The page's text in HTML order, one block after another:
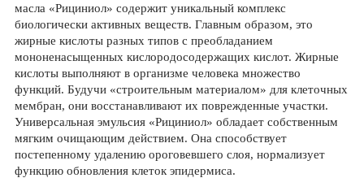
масла «Рициниол» содержит уникальный комплекс
биологически активных веществ. Главным образом, это
жирные кислоты разных типов с преобладанием
мононенасыщенных кислородосодержащих кислот. Жирные
кислоты выполняют в организме человека множество
функций. Будучи «строительным материалом» для клеточных
мембран, они восстанавливают их поврежденные участки.
Универсальная эмульсия «Рициниол» обладает собственным
мягким очищающим действием. Она способствует
постепенному удалению ороговевшего слоя, нормализует
функцию обновления клеток эпидермиса.